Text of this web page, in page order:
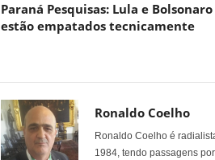
Paraná Pesquisas: Lula e Bolsonaro
estão empatados tecnicamente
Ronaldo Coelho
Ronaldo Coelho é
1984, tendo passagens